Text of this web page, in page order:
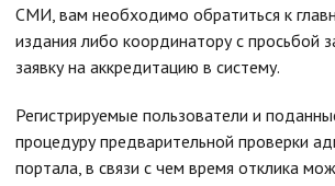
СМИ, вам необходимо обратиться к
издания либо координатору с просьбой
заявку на аккредитацию в систему.
Регистрируемые пользователи и
процедуру предварительной проверки
портала, в связи с чем время отклика